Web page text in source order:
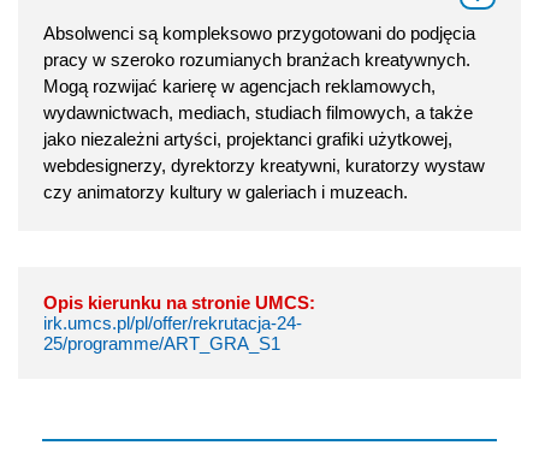
Absolwenci są kompleksowo przygotowani do podjęcia
pracy w szeroko rozumianych branżach kreatywnych.
Mogą rozwijać karierę w agencjach reklamowych,
wydawnictwach, mediach, studiach filmowych, a także
jako niezależni artyści, projektanci grafiki użytkowej,
webdesignerzy, dyrektorzy kreatywni, kuratorzy wystaw
czy animatorzy kultury w galeriach i muzeach.
Opis kierunku na stronie UMCS:
irk.umcs.pl/pl/offer/rekrutacja-24-
25/programme/ART_GRA_S1